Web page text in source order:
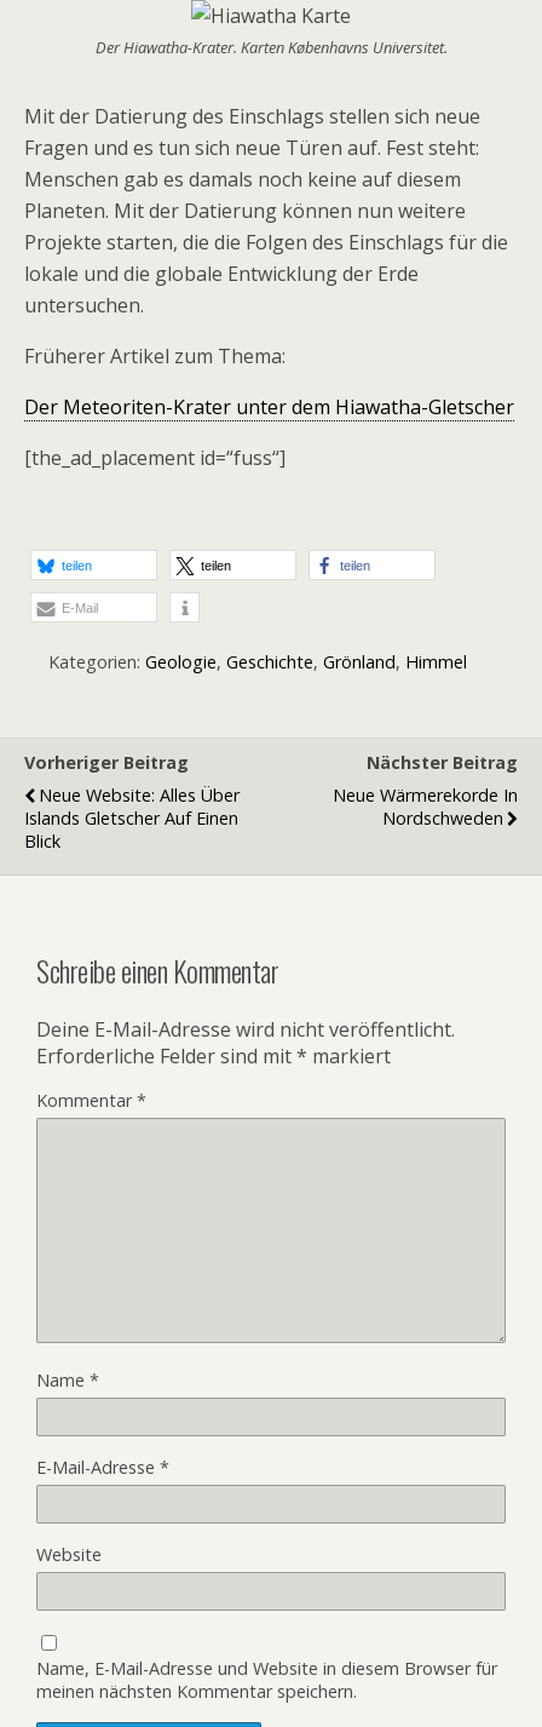
Der Hiawatha-Krater. Karten Københavns Universitet.
Mit der Datierung des Einschlags stellen sich neue
Fragen und es tun sich neue Türen auf. Fest steht:
Menschen gab es damals noch keine auf diesem
Planeten. Mit der Datierung können nun weitere
Projekte starten, die die Folgen des Einschlags für die
lokale und die globale Entwicklung der Erde
untersuchen.
Früherer Artikel zum Thema:
Der Meteoriten-Krater unter dem Hiawatha-Gletscher
[the_ad_placement id=“fuss“]
teilen teilen teilen
E-Mail
Kategorien: Geologie, Geschichte, Grönland, Himmel
Vorheriger Beitrag
Neue Website: Alles Über
Islands Gletscher Auf Einen
Blick
Nächster Beitrag
Neue Wärmerekorde In
Nordschweden
Schreibe einen Kommentar
Deine E-Mail-Adresse wird nicht veröffentlicht.
Erforderliche Felder sind mit* markiert
Kommentar*
Name *
E-Mail-Adresse *
Website
Name, E-Mail-Adresse und Website in diesem Browser für
meinen nächsten Kommentar speichern.